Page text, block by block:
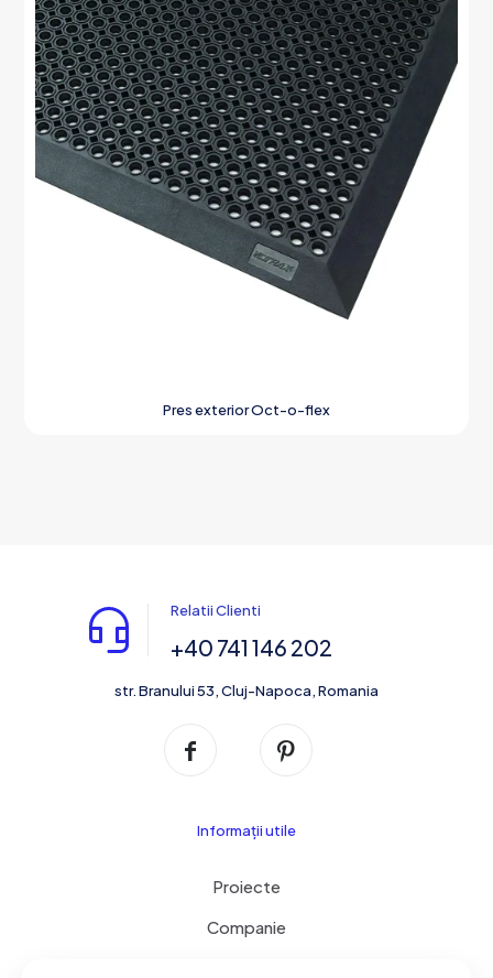
Pres exterior Oct-o-flex
Relatii Clienti
+40 741 146 202
str. Branului 53, Cluj-Napoca, Romania
Informații utile
Proiecte
Companie